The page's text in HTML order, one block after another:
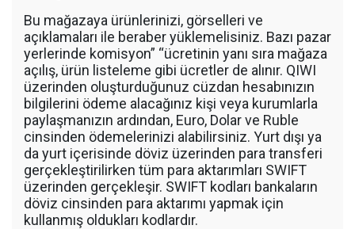
Bu mağazaya ürünlerinizi, görselleri ve
açıklamaları ile beraber yüklemelisiniz. Bazı pazar
yerlerinde komisyon” “ücretinin yanı sıra mağaza
açılış, ürün listeleme gibi ücretler de alınır. QIWI
üzerinden oluşturduğunuz cüzdan hesabınızın
bilgilerini ödeme alacağınız kişi veya kurumlarla
paylaşmanızın ardından, Euro, Dolar ve Ruble
cinsinden ödemelerinizi alabilirsiniz. Yurt dışı ya
da yurt içerisinde döviz üzerinden para transferi
gerçekleştirilirken tüm para aktarımları SWIFT
üzerinden gerçekleşir. SWIFT kodları bankaların
döviz cinsinden para aktarımı yapmak için
kullanmış oldukları kodlardır.